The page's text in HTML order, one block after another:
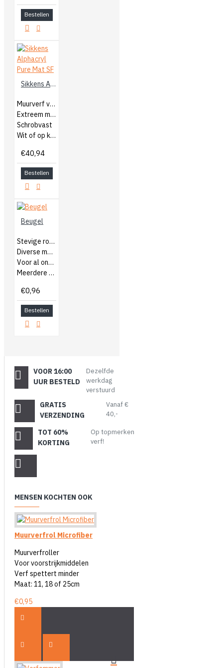
Bestellen
Sikkens Alphacryl Pure Mat SF
Muurverf voor binnen
Extreem mat
Schrobvast
Wit of op kleur gemengd
€40,94
Bestellen
Beugel
Stevige rolbeugel
Diverse maten
Voor al onze verfrollers
Meerdere keren te gebruiken
€0,96
Bestellen
VOOR 16:00
UUR BESTELD
Dezelfde
werkdag
verstuurd
GRATIS
VERZENDING
Vanaf €
40,-
TOT 60%
KORTING
Op topmerken
verf!
MENSEN KOCHTEN OOK
Muurverfrol Microfiber
Muurverfroller
Voor voorstrijkmiddelen
Verf spettert minder
Maat: 11, 18 of 25cm
€0,95